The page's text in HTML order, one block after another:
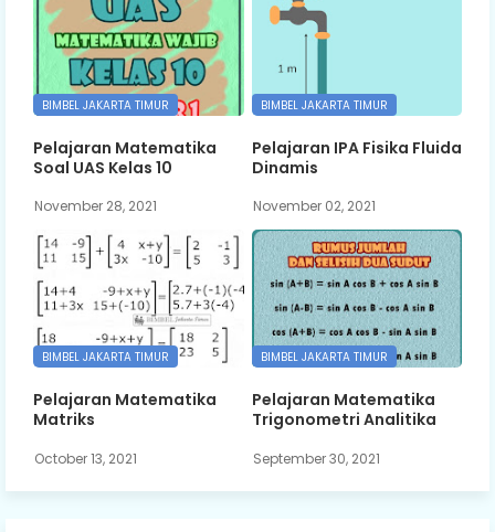
BIMBEL JAKARTA TIMUR
Pelajaran Matematika
Soal UAS Kelas 10
November 28, 2021
BIMBEL JAKARTA TIMUR
Pelajaran IPA Fisika Fluida
Dinamis
November 02, 2021
BIMBEL JAKARTA TIMUR
Pelajaran Matematika
Matriks
October 13, 2021
BIMBEL JAKARTA TIMUR
Pelajaran Matematika
Trigonometri Analitika
September 30, 2021